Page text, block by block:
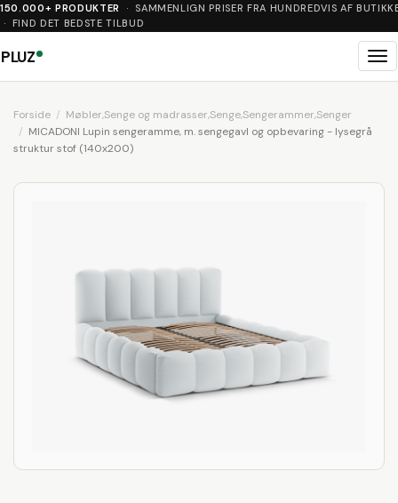
150.000+ PRODUKTER
· SAMMENLIGN PRISER FRA HUNDREDVIS AF
· FIND DET BEDSTE TILBUD
PLUZ
Forside
Møbler,Senge og madrasser,Senge,Sengerammer,Senger
MICADONI Lupin sengeramme, m. sengegavl og opbevaring - lysegrå
struktur stof (140x200)